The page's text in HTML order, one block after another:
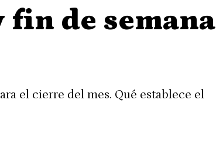
fin de semana
el cierre del mes. Qué establece el